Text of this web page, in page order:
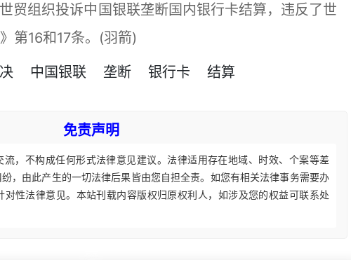
组织投诉中国银联垄断国内银行卡结算，违反了世
第16和17条。(羽箭)
中国银联 垄断 银行卡 结算
免责声明
，不构成任何形式法律意见建议。法律适用存在地域、时效、个案等差
，由此产生的一切法律后果皆由您自担全责。如您有相关法律事务需要办
性法律意见。本站刊载内容版权归原权利人，如涉及您的权益可联系处